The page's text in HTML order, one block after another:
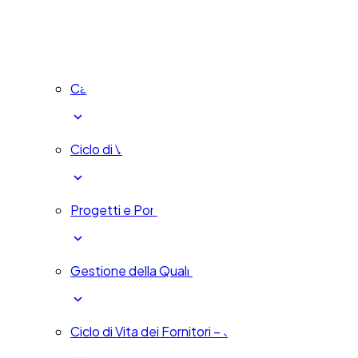
Cambiamenti e Innovazione - ICM
Ciclo di Vita del Prodotto - PLM
Progetti e Portfolio – PPM
Gestione della Qualità – QMS
Ciclo di Vita dei Fornitori – SLM